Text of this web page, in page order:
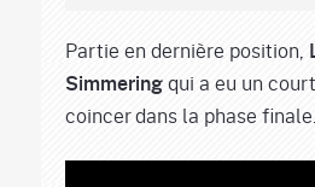
Partie en dernière position,
Simmering qui a eu un
coincer dans la phase finale.